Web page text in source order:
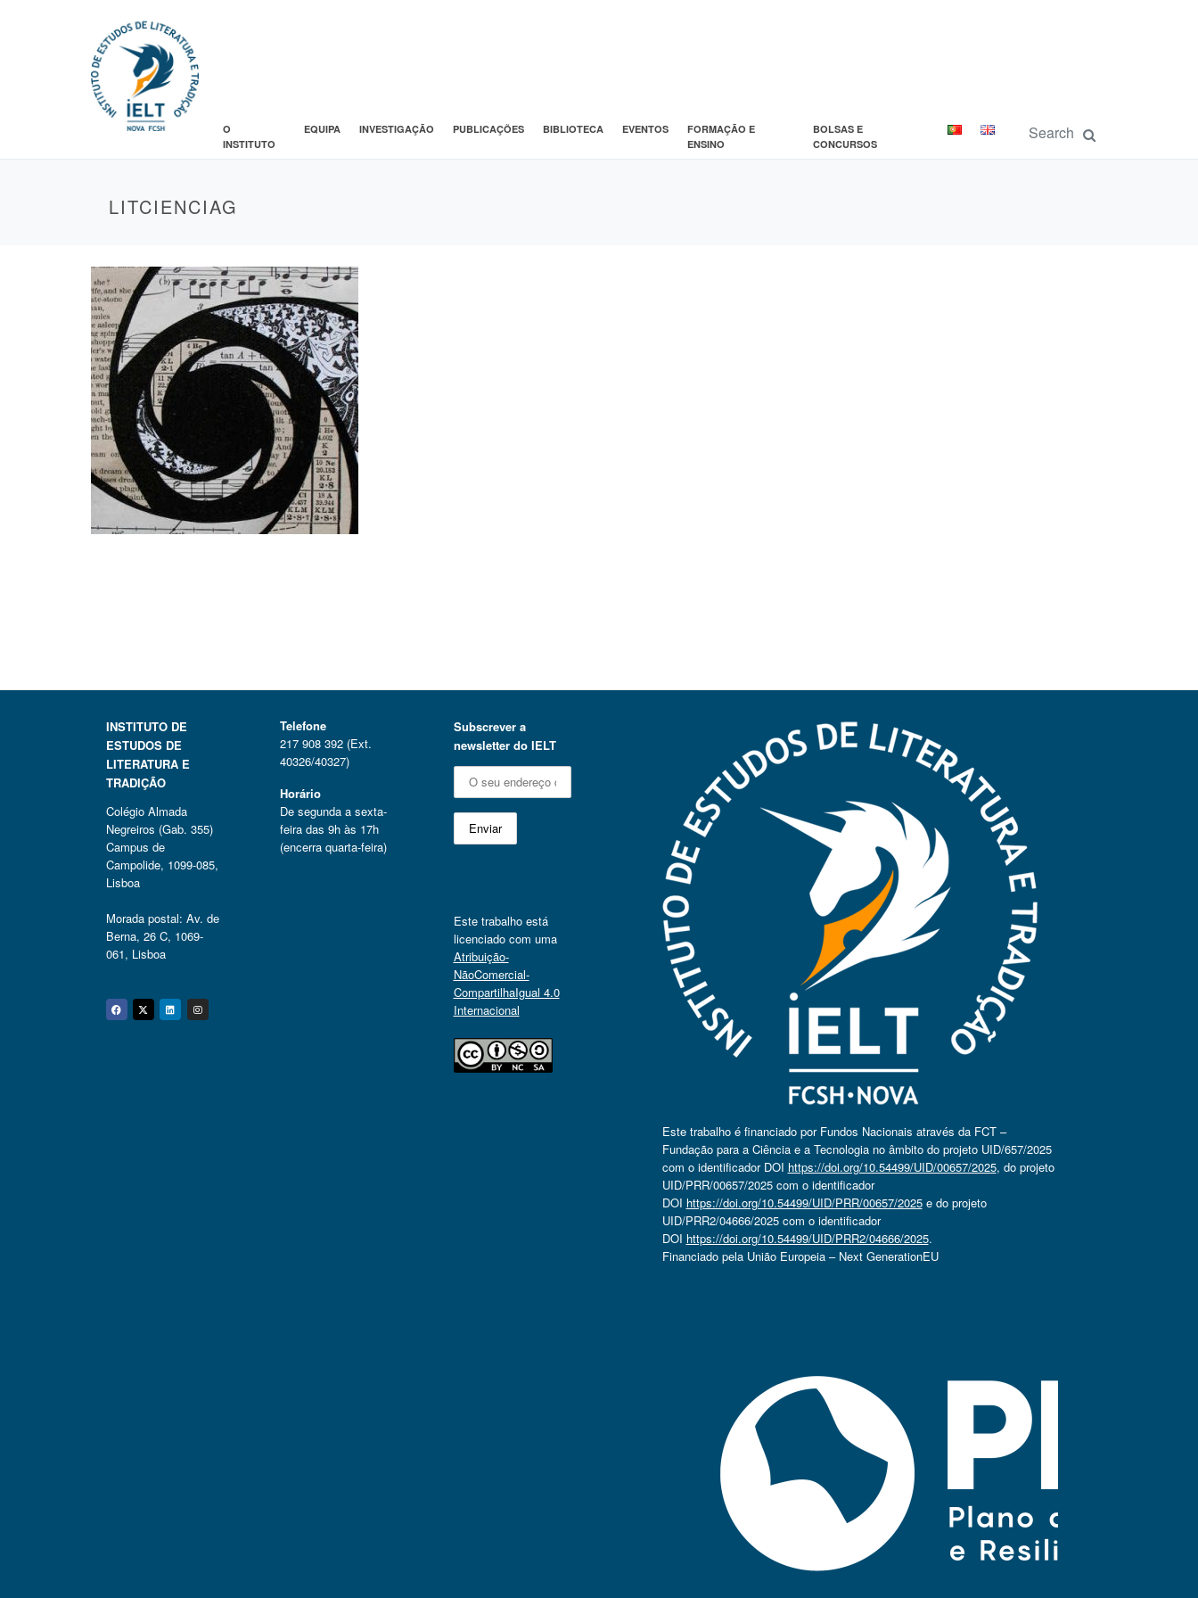
O
INSTITUTO
EQUIPA INVESTIGAÇÃO PUBLICAÇÕES BIBLIOTECA EVENTOS
FORMAÇÃO E
ENSINO
BOLSAS E
CONCURSOS
LITCIENCIAG
INSTITUTO DE
ESTUDOS DE
LITERATURA E
TRADIÇÃO
Colégio Almada
Negreiros (Gab. 355)
Campus de
Campolide, 1099-085,
Lisboa
Morada postal: Av. de
Berna, 26 C, 1069-
061, Lisboa
Facebook
Twitter
Linkedin
Instagram
Telefone
217 908 392 (Ext.
40326/40327)
Horário
De segunda a sexta-
feira das 9h às 17h
(encerra quarta-feira)
Subscrever a
newsletter do IELT
Este trabalho está
licenciado com uma
Atribuição-
NãoComercial-
CompartilhaIgual 4.0
Internacional
Este trabalho é financiado por Fundos Nacionais através da FCT –
Fundação para a Ciência e a Tecnologia no âmbito do projeto UID/657/2025
com o identificador DOI https://doi.org/10.54499/UID/00657/2025, do projeto
UID/PRR/00657/2025 com o identificador
DOI https://doi.org/10.54499/UID/PRR/00657/2025e do projeto
UID/PRR2/04666/2025 com o identificador
DOI https://doi.org/10.54499/UID/PRR2/04666/2025.
Financiado pela União Europeia – Next GenerationEU